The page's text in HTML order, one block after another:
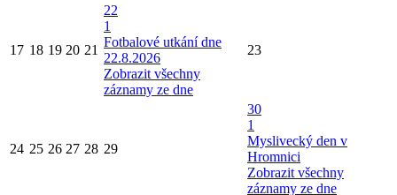
17 18 19 20 21
22
1
Fotbalové utkání dne
22.8.2026
Zobrazit všechny
záznamy ze dne
23
24 25 26 27 28 29
30
1
Myslivecký den v
Hromnici
Zobrazit všechny
záznamy ze dne